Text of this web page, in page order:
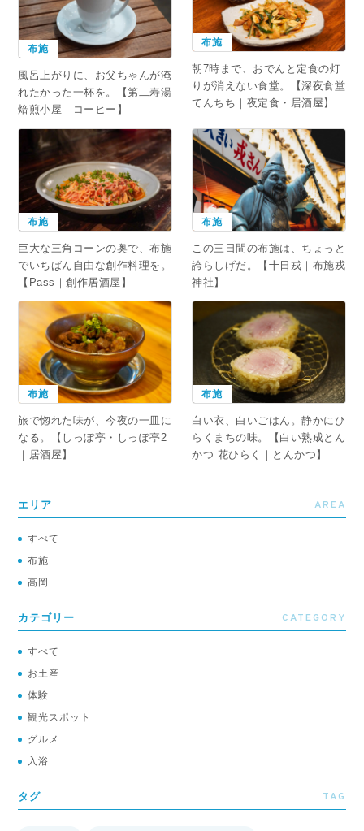
布施
風呂上がりに、お父ちゃんが淹
れたかった一杯を。【第二寿湯
焙煎小屋｜コーヒー】
布施
朝7時まで、おでんと定食の灯
りが消えない食堂。【深夜食堂
てんちち｜夜定食・居酒屋】
布施
巨大な三角コーンの奥で、布施
でいちばん自由な創作料理を。
【Pass｜創作居酒屋】
布施
この三日間の布施は、ちょっと
誇らしげだ。【十日戎｜布施戎
神社】
布施
旅で惚れた味が、今夜の一皿に
なる。【しっぽ亭・しっぽ亭2
｜居酒屋】
布施
白い衣、白いごはん。静かにひ
らくまちの味。【白い熟成とん
かつ 花ひらく｜とんかつ】
エリア AREA
すべて
布施
高岡
カテゴリー CATEGORY
すべて
お土産
体験
観光スポット
グルメ
入浴
タグ TAG